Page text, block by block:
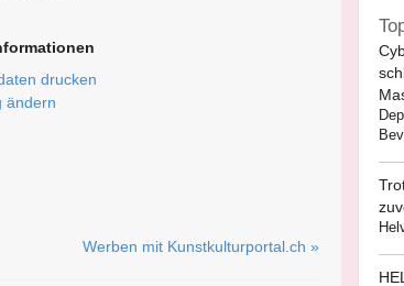
drucken
ändern
Werben mit Kunstkulturportal.ch »